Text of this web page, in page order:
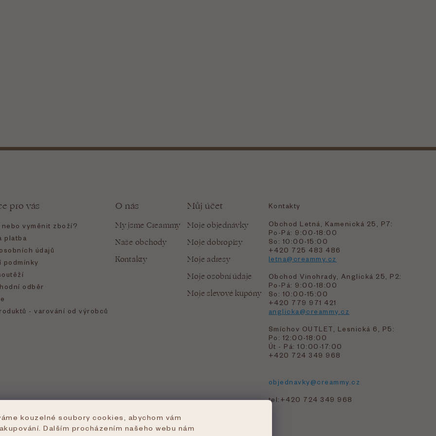
kouzelné soubory cookies, abychom vám
Dalším procházením našeho webu nám
pro vás
vyměnit zboží?
platba
údajů
podmínky
odběr
- varování od výrobců
O nás
My jsme Creammy
Naše obchody
Kontakty
Můj účet
Moje objednávky
Moje dobropisy
Moje adresy
Moje osobní údaje
Moje slevové kupóny
Kontakty
Obchod Letná, Kamenická 25, P7:
Po-Pá: 9:00-18:00
So: 10:00-15:00
+420 725 483 486
letna@creammy.cz
Obchod Vinohrady, Anglická 25, P2:
Po-Pá: 9:00-18:00
So: 10:00-15:00
+420 779 971 421
anglicka@creammy.cz
Smíchov OUTLET, Lesnická 6, P5:
Po: 12:00-18:00
Út - Pá: 10:00-17:00
+420 724 349 968
objednavky@creammy.cz
tel:+420 724 349 968